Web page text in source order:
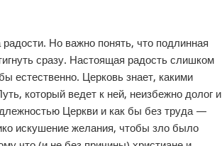
Но важно понять, что подлинная
сразу. Настоящая радость слишком
естественно. Церковь знает, какими
который ведет к ней, неизбежно долог и
Церкви и как бы без труда —
искушение желания, чтобы зло было